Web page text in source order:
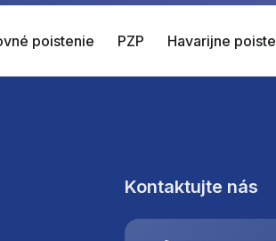
poistenie PZP Havarijne
Kontaktujte nás